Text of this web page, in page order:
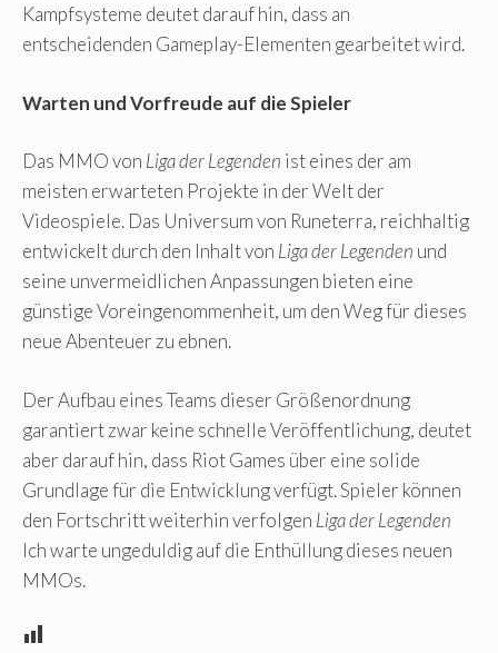
Kampfsysteme deutet darauf hin, dass an
entscheidenden Gameplay-Elementen gearbeitet wird.
Warten und Vorfreude auf die Spieler
Das MMO von Liga der Legenden ist eines der am
meisten erwarteten Projekte in der Welt der
Videospiele. Das Universum von Runeterra, reichhaltig
entwickelt durch den Inhalt von Liga der Legenden und
seine unvermeidlichen Anpassungen bieten eine
günstige Voreingenommenheit, um den Weg für dieses
neue Abenteuer zu ebnen.
Der Aufbau eines Teams dieser Größenordnung
garantiert zwar keine schnelle Veröffentlichung, deutet
aber darauf hin, dass Riot Games über eine solide
Grundlage für die Entwicklung verfügt. Spieler können
den Fortschritt weiterhin verfolgen Liga der Legenden
Ich warte ungeduldig auf die Enthüllung dieses neuen
MMOs.